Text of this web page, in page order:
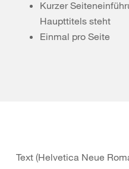
Kurzer
Haupttitels steht
Einmal pro Seite
Text (Helvetica Neue